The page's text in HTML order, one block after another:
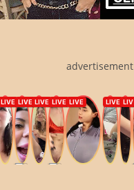
advertisement